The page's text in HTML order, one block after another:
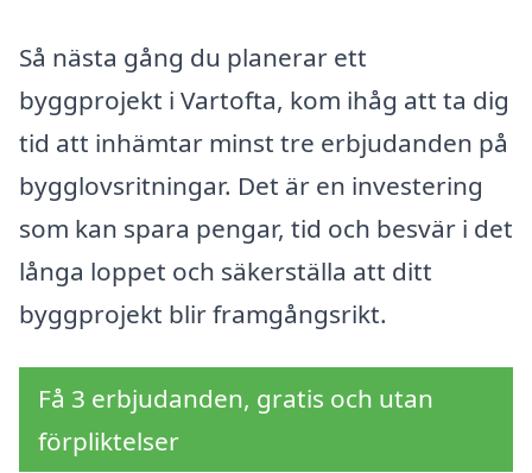
Så nästa gång du planerar ett
byggprojekt i Vartofta, kom ihåg att ta dig
tid att inhämtar minst tre erbjudanden på
bygglovsritningar. Det är en investering
som kan spara pengar, tid och besvär i det
långa loppet och säkerställa att ditt
byggprojekt blir framgångsrikt.
Få 3 erbjudanden, gratis och utan
förpliktelser